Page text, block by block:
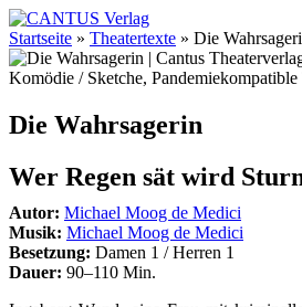
Startseite » Theatertexte » Die
Komödie / Sketche,
Die Wahrsagerin
Wer Regen sät wird
Autor: Michael Moog de Medici
Musik: Michael Moog de Medici
Besetzung: Damen 1 / Herren 1
Dauer: 90–110 Min.